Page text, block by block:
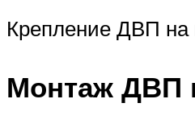
Крепление ДВП на
Монтаж ДВП